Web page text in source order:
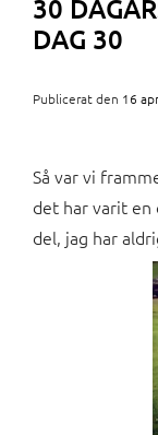
30
DAG 30
Publicerat den 16
Så var vi
det har varit
del, jag har